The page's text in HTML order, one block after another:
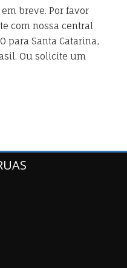
breve. Por favor
com nossa central
para Santa Catarina,
Ou solicite um